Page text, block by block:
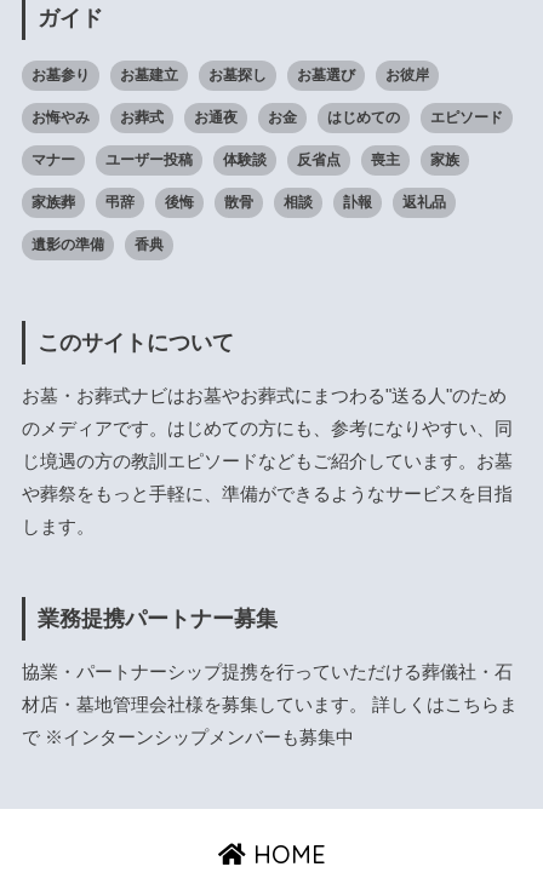
ガイド
お墓参り お墓建立 お墓探し お墓選び お彼岸
お悔やみ お葬式 お通夜 お金 はじめての エピソード
マナー ユーザー投稿 体験談 反省点 喪主 家族
家族葬 弔辞 後悔 散骨 相談 訃報 返礼品
遺影の準備 香典
このサイトについて
お墓・お葬式ナビはお墓やお葬式にまつわる"送る人"のため
のメディアです。はじめての方にも、参考になりやすい、同
じ境遇の方の教訓エピソードなどもご紹介しています。お墓
や葬祭をもっと手軽に、準備ができるようなサービスを目指
します。
業務提携パートナー募集
協業・パートナーシップ提携を行っていただける葬儀社・石
材店・墓地管理会社様を募集しています。 詳しくはこちら ま
で ※インターンシップメンバーも募集中
HOME